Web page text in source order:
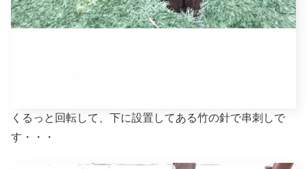
くるっと回転して、下に設置してある竹の針で串刺しで
す・・・